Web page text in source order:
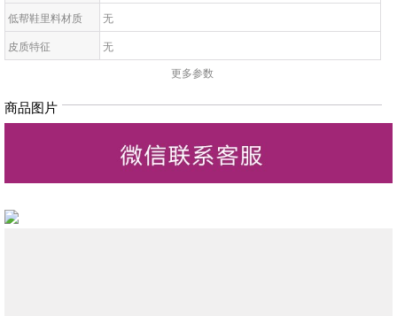
低帮鞋里料材质
无
皮质特征
无
低帮鞋开口深度
无
低帮鞋跟款式
无
低帮鞋闭合方式
更多参数
商品图片